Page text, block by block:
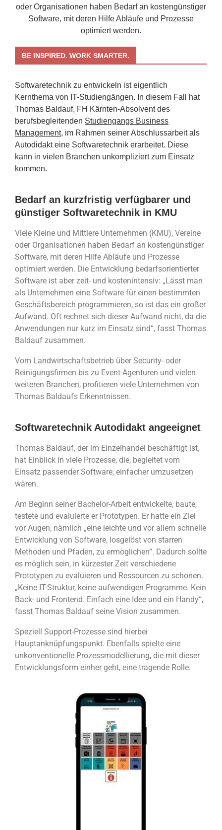
oder Organisationen haben Bedarf an kostengünstiger
Software, mit deren Hilfe Abläufe und Prozesse
optimiert werden.
BE INSPIRED. WORK SMARTER.
Softwaretechnik zu entwickeln ist eigentlich
Kernthema von IT-Studiengängen. In diesem Fall hat
Thomas Baldauf, FH Kärnten-Absolvent des
berufsbegleitenden Studiengangs Business
Management, im Rahmen seiner Abschlussarbeit als
Autodidakt eine Softwaretechnik erarbeitet. Diese
kann in vielen Branchen unkompliziert zum Einsatz
kommen.
Bedarf an kurzfristig verfügbarer und
günstiger Softwaretechnik in KMU
Viele Kleine und Mittlere Unternehmen (KMU), Vereine
oder Organisationen haben Bedarf an kostengünstiger
Software, mit deren Hilfe Abläufe und Prozesse
optimiert werden. Die Entwicklung bedarfsorientierter
Software ist aber zeit- und kostenintensiv: „Lässt man
als Unternehmen eine Software für einen bestimmten
Geschäftsbereich programmieren, so ist das ein großer
Aufwand. Oft rechnet sich dieser Aufwand nicht, da die
Anwendungen nur kurz im Einsatz sind“, fasst Thomas
Baldauf zusammen.
Vom Landwirtschaftsbetrieb über Security- oder
Reinigungsfirmen bis zu Event-Agenturen und vielen
weiteren Branchen, profitieren viele Unternehmen von
Thomas Baldaufs Erkenntnissen.
Softwaretechnik Autodidakt angeeignet
Thomas Baldauf, der im Einzelhandel beschäftigt ist,
hat Einblick in viele Prozesse, die, begleitet vom
Einsatz passender Software, einfacher umzusetzen
wären.
Am Beginn seiner Bachelor-Arbeit entwickelte, baute,
testete und evaluierte er Prototypen. Er hatte ein Ziel
vor Augen, nämlich „eine leichte und vor allem schnelle
Entwicklung von Software, losgelöst von starren
Methoden und Pfaden, zu ermöglichen“. Dadurch sollte
es möglich sein, in kürzester Zeit verschiedene
Prototypen zu evaluieren und Ressourcen zu schonen.
„Keine IT-Struktur, keine aufwendigen Programme. Kein
Back- und Frontend. Einfach eine Idee und ein Handy“,
fasst Thomas Baldauf seine Vision zusammen.
Speziell Support-Prozesse sind hierbei
Hauptanknüpfungspunkt. Ebenfalls spielte eine
unkonventionelle Prozessmodellierung, die mit dieser
Entwicklungsform einher geht, eine tragende Rolle.